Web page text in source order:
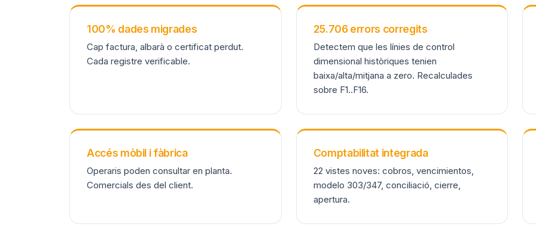
100% dades migrades
Cap factura, albarà o certificat perdut.
Cada registre verificable.
25.706 errors corregits
Detectem que les línies de control
dimensional històriques tenien
baixa/alta/mitjana a zero. Recalculades
sobre F1..F16.
Accés mòbil i fàbrica
Operaris poden consultar en planta.
Comercials des del client.
Comptabilitat integrada
22 vistes noves: cobros, vencimientos,
modelo 303/347, conciliació, cierre,
apertura.